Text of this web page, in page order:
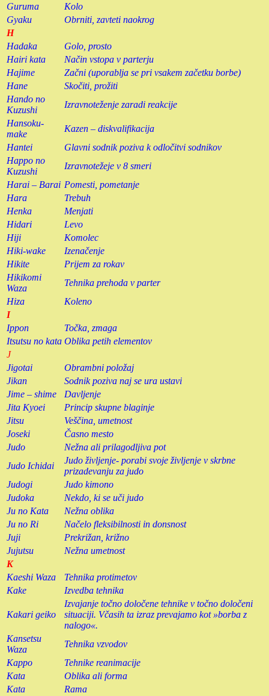
Guruma
Kolo
Gyaku
Obrniti, zavteti naokrog
H
Hadaka
Golo, prosto
Hairi kata
Način vstopa v parterju
Hajime
Začni (uporablja se pri vsakem začetku borbe)
Hane
Skočiti, prožiti
Hando no
Kuzushi
Izravnoteženje zaradi reakcije
Hansoku-
make
Kazen – diskvalifikacija
Hantei
Glavni sodnik poziva k odločitvi sodnikov
Happo no
Kuzushi
Izravnotežeje v 8 smeri
Harai – Barai Pomesti, pometanje
Hara
Trebuh
Henka
Menjati
Hidari
Levo
Hiji
Komolec
Hiki-wake
Izenačenje
Hikite
Prijem za rokav
Hikikomi
Waza
Tehnika prehoda v parter
Hiza
Koleno
I
Ippon
Točka, zmaga
Itsutsu no kata Oblika petih elementov
J
Jigotai
Obrambni položaj
Jikan
Sodnik poziva naj se ura ustavi
Jime – shime
Davljenje
Jita Kyoei
Princip skupne blaginje
Jitsu
Veščina, umetnost
Joseki
Časno mesto
Judo
Nežna ali prilagodljiva pot
Judo Ichidai
Judo življenje- porabi svoje življenje v skrbne
prizadevanju za judo
Judogi
Judo kimono
Judoka
Nekdo, ki se uči judo
Ju no Kata
Nežna oblika
Ju no Ri
Načelo fleksibilnosti in donsnost
Juji
Prekrižan, križno
Jujutsu
Nežna umetnost
K
Kaeshi Waza
Tehnika protimetov
Kake
Izvedba tehnika
Kakari geiko
Izvajanje točno določene tehnike v točno določeni
situaciji. Včasih ta izraz prevajamo kot »borba z
nalogo«.
Kansetsu
Waza
Tehnika vzvodov
Kappo
Tehnike reanimacije
Kata
Oblika ali forma
Kata
Rama